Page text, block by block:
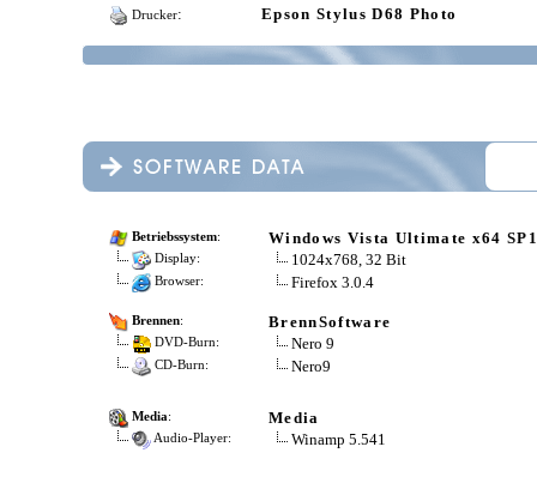
Drucker: Epson Stylus D68 Photo
Betriebssystem: Windows Vista Ultimate x64 SP1
Display: 1024x768, 32 Bit
Browser: Firefox 3.0.4
Brennen: BrennSoftware
DVD-Burn: Nero 9
CD-Burn: Nero9
Media: Media
Audio-Player: Winamp 5.541